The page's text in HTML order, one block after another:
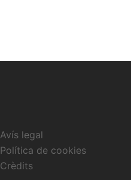
Avís legal
Política de cookies
Crèdits